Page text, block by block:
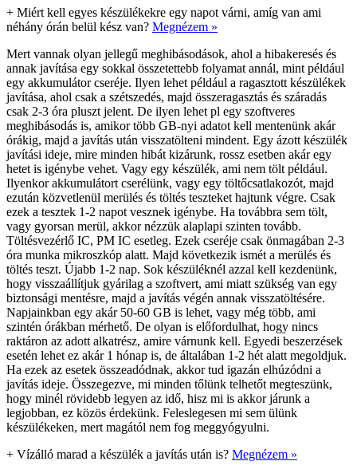
+ Miért kell egyes készülékekre egy napot várni, amíg van ami
néhány órán belül kész van? Megnézem »
Mert vannak olyan jellegű meghibásodások, ahol a hibakeresés és
annak javítása egy sokkal összetettebb folyamat annál, mint például
egy akkumulátor cseréje. Ilyen lehet például a ragasztott készülékek
javítása, ahol csak a szétszedés, majd összeragasztás és száradás
csak 2-3 óra pluszt jelent. De ilyen lehet pl egy szoftveres
meghibásodás is, amikor több GB-nyi adatot kell mentenünk akár
órákig, majd a javítás után visszatölteni mindent. Egy ázott készülék
javítási ideje, mire minden hibát kizárunk, rossz esetben akár egy
hetet is igénybe vehet. Vagy egy készülék, ami nem tölt például.
Ilyenkor akkumulátort cserélünk, vagy egy töltőcsatlakozót, majd
ezután közvetlenül merülés és töltés teszteket hajtunk végre. Csak
ezek a tesztek 1-2 napot vesznek igénybe. Ha továbbra sem tölt,
vagy gyorsan merül, akkor nézzük alaplapi szinten tovább.
Töltésvezérlő IC, PM IC esetleg. Ezek cseréje csak önmagában 2-3
óra munka mikroszkóp alatt. Majd következik ismét a merülés és
töltés teszt. Újabb 1-2 nap. Sok készüléknél azzal kell kezdenünk,
hogy visszaállítjuk gyárilag a szoftvert, ami miatt szükség van egy
biztonsági mentésre, majd a javítás végén annak visszatöltésére.
Napjainkban egy akár 50-60 GB is lehet, vagy még több, ami
szintén órákban mérhető. De olyan is előfordulhat, hogy nincs
raktáron az adott alkatrész, amire várnunk kell. Egyedi beszerzések
esetén lehet ez akár 1 hónap is, de általában 1-2 hét alatt megoldjuk.
Ha ezek az esetek összeadódnak, akkor tud igazán elhúzódni a
javítás ideje. Összegezve, mi minden tőlünk telhetőt megteszünk,
hogy minél rövidebb legyen az idő, hisz mi is akkor járunk a
legjobban, ez közös érdekünk. Feleslegesen mi sem ülünk
készülékeken, mert magától nem fog meggyógyulni.
+ Vízálló marad a készülék a javítás után is? Megnézem »